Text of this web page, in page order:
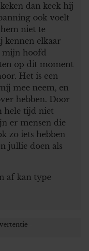
dan keek hij
ook voelt
niet te
kennen elkaar
mijn hoofd
op dit moment
Het is een
mee neem, en
hebben. Door
hele tijd niet
er mensen die
zo iets hebben
jullie doen als
af kan type